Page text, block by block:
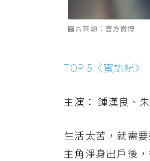
圖片來源：官方微博
TOP 5《蜜語紀》
主演： 鍾漢良、
生活太苦，就需
主角淨身出戶後